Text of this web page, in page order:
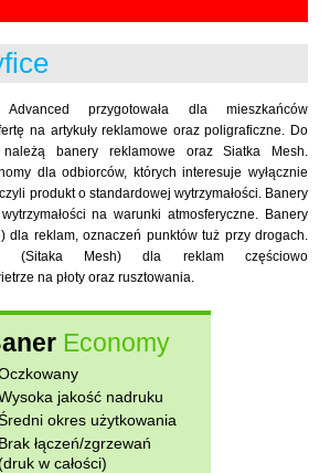
przygotowała dla mieszkańców
na artykuły reklamowe oraz poligraficzne. Do
należą banery reklamowe oraz Siatka Mesh.
dla odbiorców, których interesuje wyłącznie
produkt o standardowej wytrzymałości. Banery
na warunki atmosferyczne. Banery
dla reklam, oznaczeń punktów tuż przy drogach.
(Sitaka Mesh) dla reklam częściowo
na płoty oraz rusztowania.
Economy
jakość nadruku
okres użytkowania
Brak łączeń/zgrzewań
w całości)